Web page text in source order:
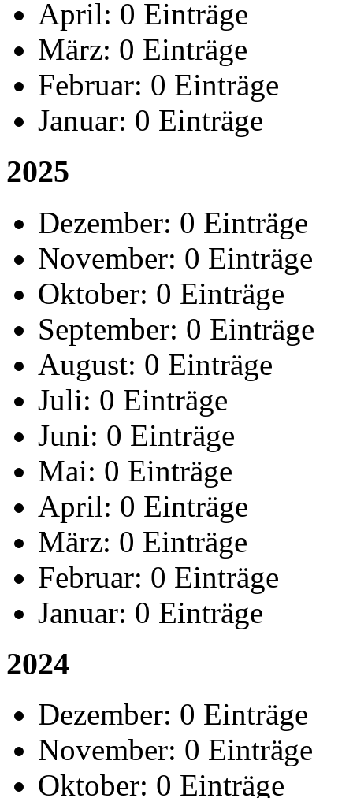
April: 0 Einträge
März: 0 Einträge
Februar: 0 Einträge
Januar: 0 Einträge
2025
Dezember: 0 Einträge
November: 0 Einträge
Oktober: 0 Einträge
September: 0 Einträge
August: 0 Einträge
Juli: 0 Einträge
Juni: 0 Einträge
Mai: 0 Einträge
April: 0 Einträge
März: 0 Einträge
Februar: 0 Einträge
Januar: 0 Einträge
2024
Dezember: 0 Einträge
November: 0 Einträge
Oktober: 0 Einträge